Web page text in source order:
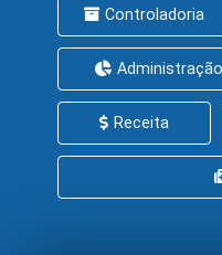
Controladoria
Administração
Receita